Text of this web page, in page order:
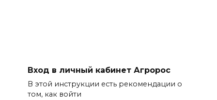
Вход в личный кабинет Агророс
В этой инструкции есть рекомендации о
том, как войти